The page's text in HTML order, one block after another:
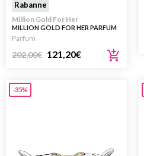
Rabanne
Million Gold For Her
MILLION GOLD FOR HER PARFUM
REFILL 200ML
Parfum
202,00€ 121,20€
-35%